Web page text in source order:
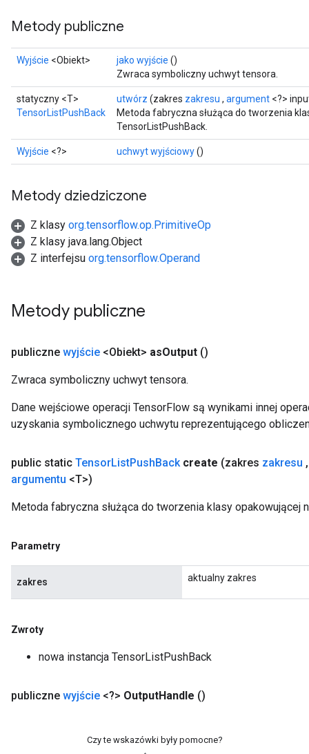
Metody publiczne
Wyjście <Obiekt> jako wyjście ()
Zwraca symboliczny uchwyt tensora.
statyczny <T>
TensorListPushBack
utwórz (zakres zakresu , argument <?>
Metoda fabryczna służąca do tworzenia
TensorListPushBack.
Wyjście <?> uchwyt wyjściowy()
Metody dziedziczone
Z klasy org.tensorflow.op.PrimitiveOp
Z klasy java.lang.Object
Z interfejsu org.tensorflow.Operand
Metody publiczne
publiczne wyjście <Obiekt> asOutput ()
Zwraca symboliczny uchwyt tensora.
Dane wejściowe operacji TensorFlow są wynikami innej
uzyskania symbolicznego uchwytu reprezentującego
public static TensorListPushBack create (zakres zakresu ,
argumentu <T>)
Metoda fabryczna służąca do tworzenia klasy opakowującej
Parametry
zakres aktualny zakres
Zwroty
nowa instancja TensorListPushBack
publiczne wyjście <?> OutputHandle ()
Czy te wskazówki były pomocne?